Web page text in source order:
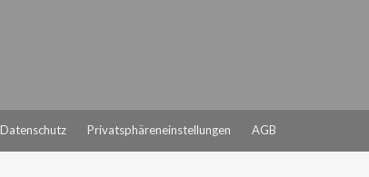
Datenschutz Privatsphäreneinstellungen AGB